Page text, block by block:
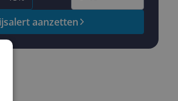
aanzetten